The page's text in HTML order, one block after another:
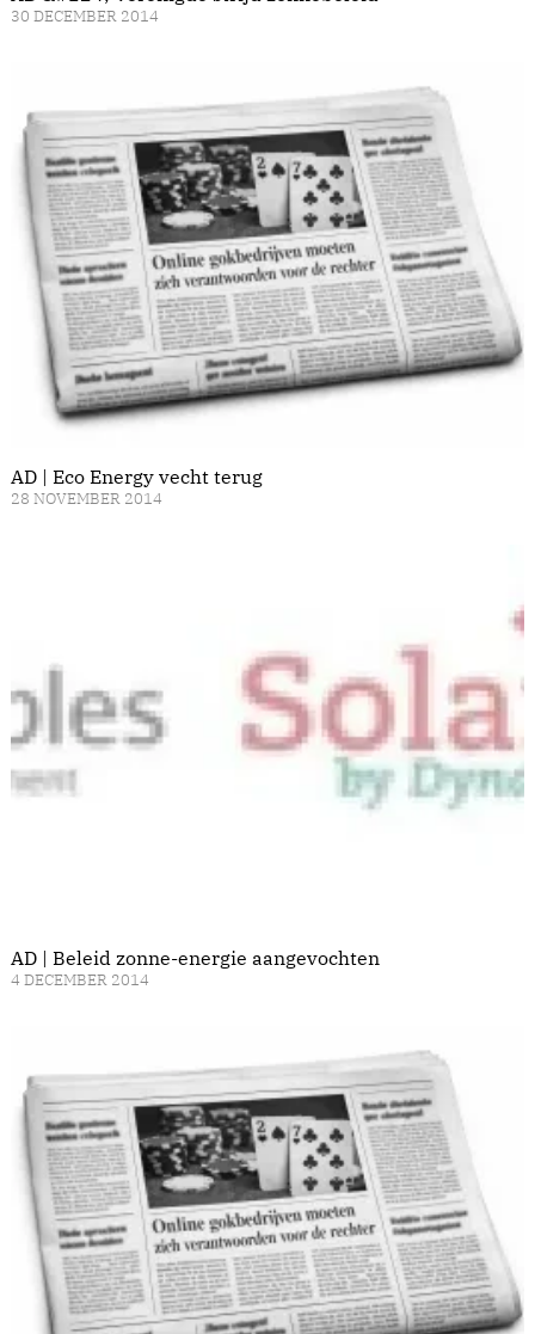
30 DECEMBER 2014
AD | Eco Energy vecht terug
28 NOVEMBER 2014
AD | Beleid zonne-energie aangevochten
4 DECEMBER 2014